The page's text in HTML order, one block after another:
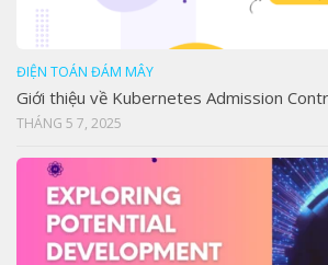
ĐIỆN TOÁN ĐÁM MÂY
Giới thiệu về Kubernetes Admission
THÁNG 5 7, 2025